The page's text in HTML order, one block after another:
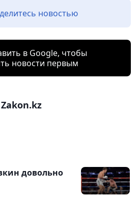
новостью
в Google, чтобы
новости первым
довольно